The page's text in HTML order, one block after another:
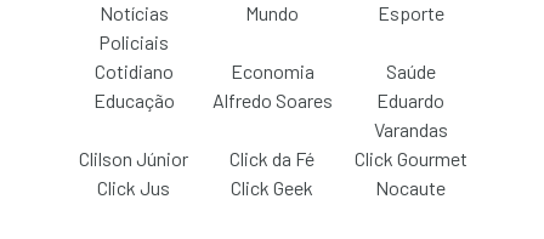
Notícias
Policiais
Mundo Esporte
Cotidiano Economia
Saúde
Educação
Alfredo Soares
Eduardo
Varandas
Clilson Júnior
Click da Fé
Click Gourmet
Click Jus
Click Geek Nocaute